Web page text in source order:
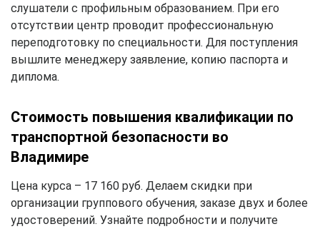
слушатели с профильным образованием. При его
отсутствии центр проводит профессиональную
переподготовку по специальности. Для поступления
вышлите менеджеру заявление, копию паспорта и
диплома.
Стоимость повышения квалификации по
транспортной безопасности во
Владимире
Цена курса – 17 160 руб. Делаем скидки при
организации группового обучения, заказе двух и более
удостоверений. Узнайте подробности и получите